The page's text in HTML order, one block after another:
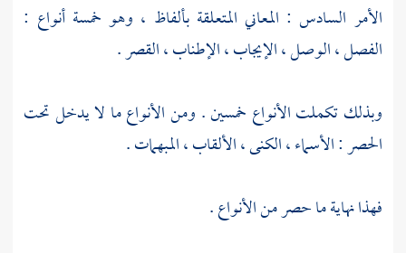
الأمر السادس : المعاني المتعلقة بألفاظ ، وهو خمسة أنواع :
الفصل ، الوصل ، الإيجاب ، الإطناب ، القصر .
وبذلك تكملت الأنواع خمسين . ومن الأنواع ما لا يدخل تحت
الحصر : الأسماء ، الكنى ، الألقاب ، المبهمات .
فهذا نهاية ما حصر من الأنواع .